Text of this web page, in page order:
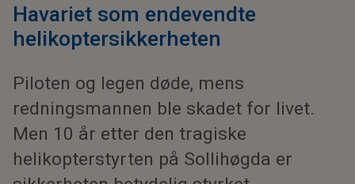
Havariet som endevendte
helikoptersikkerheten
Piloten og legen døde, mens
redningsmannen ble skadet for livet.
Men 10 år etter den tragiske
helikopterstyrten på Sollihøgda er